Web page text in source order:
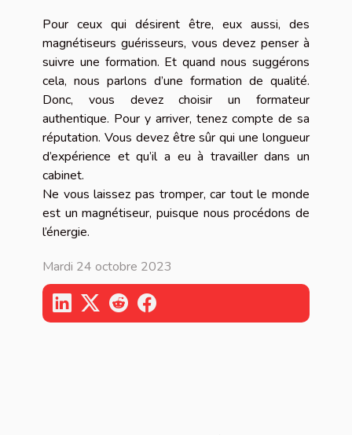
Pour ceux qui désirent être, eux aussi, des
magnétiseurs guérisseurs, vous devez penser à
suivre une formation. Et quand nous suggérons
cela, nous parlons d’une formation de qualité.
Donc, vous devez choisir un formateur
authentique. Pour y arriver, tenez compte de sa
réputation. Vous devez être sûr qui une longueur
d’expérience et qu’il a eu à travailler dans un
cabinet.
Ne vous laissez pas tromper, car tout le monde
est un magnétiseur, puisque nous procédons de
l’énergie.
Mardi 24 octobre 2023